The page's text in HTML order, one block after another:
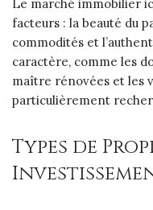
Le marché immobilier
facteurs : la beauté du
commodités et
caractère, comme les
maître rénovées et les
particulièrement
Types de